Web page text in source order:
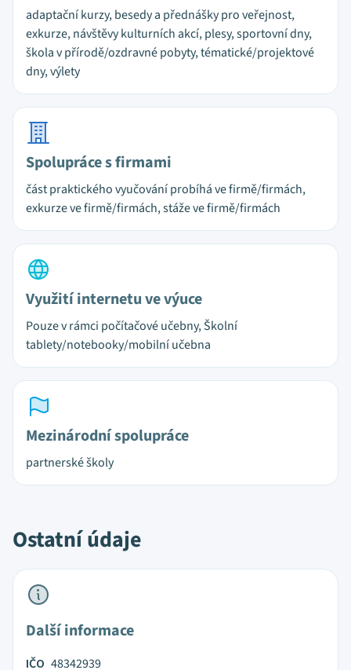
adaptační kurzy, besedy a přednášky pro veřejnost,
exkurze, návštěvy kulturních akcí, plesy, sportovní dny,
škola v přírodě/ozdravné pobyty, tématické/projektové
dny, výlety
Spolupráce s firmami
část praktického vyučování probíhá ve firmě/firmách,
exkurze ve firmě/firmách, stáže ve firmě/firmách
Využití internetu ve výuce
Pouze v rámci počítačové učebny, Školní
tablety/notebooky/mobilní učebna
Mezinárodní spolupráce
partnerské školy
Ostatní údaje
Další informace
IČO 48342939